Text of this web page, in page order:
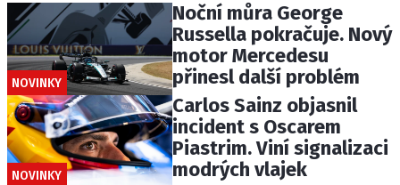
NOVINKY
Noční můra George
Russella pokračuje. Nový
motor Mercedesu
přinesl další problém
NOVINKY
Carlos Sainz objasnil
incident s Oscarem
Piastrim. Viní signalizaci
modrých vlajek